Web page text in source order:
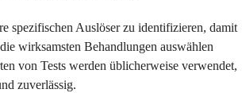
spezifischen Auslöser zu identifizieren, damit
wirksamsten Behandlungen auswählen
von Tests werden üblicherweise verwendet,
zuverlässig.